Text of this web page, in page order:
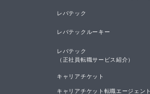
レバテック
レバテックルーキー
レバテック
（正社員転職サービス紹介）
キャリアチケット
キャリアチケット転職エージェント